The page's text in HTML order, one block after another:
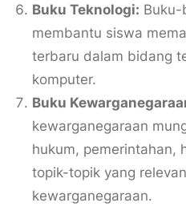
Buku Teknologi:
membantu siswa
terbaru dalam bidang
komputer.
Buku
kewarganegaraan
hukum, pemerintahan,
topik-topik yang
kewarganegaraan.